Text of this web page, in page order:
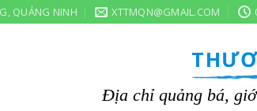
QUẢNG NINH XTTMQN@GMAIL.COM
Địa chỉ quảng bá,